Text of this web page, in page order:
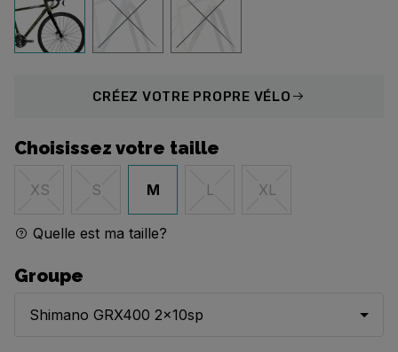
CRÉEZ VOTRE PROPRE VÉLO
Choisissez votre taille
XS S M L XL
Quelle est ma taille?
Groupe
Shimano GRX400 2x10sp